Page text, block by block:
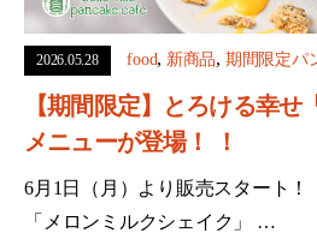
2026.05.28 food, 新商品, 期間限定パ
【期間限定】とろける幸せ
メニューが登場！ ！
6月1日（月）より販売スタート！
「メロンミルクシェイク」 …